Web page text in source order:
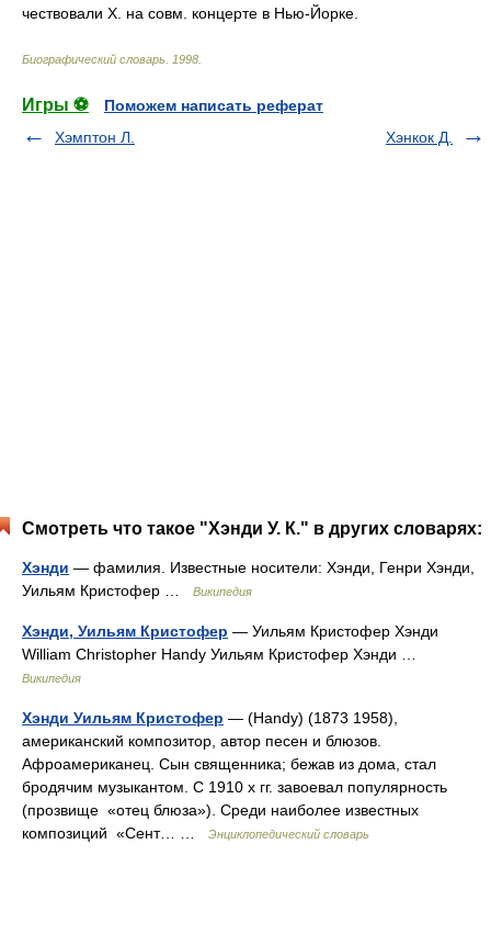
чествовали Х. на совм. концерте в Нью-Йорке.
Биографический словарь 1998
Игры ⚽
Поможем написать реферат
Хэмптон Л.
Хэнкок Д.
Смотреть что такое "Хэнди У. К." в других словарях:
Хэнди — фамилия. Известные носители: Хэнди, Генри Хэнди,
Уильям Кристофер …
Википедия
Хэнди, Уильям Кристофер — Уильям Кристофер Хэнди
William Christopher Handy Уильям Кристофер Хэнди …
Википедия
Хэнди Уильям Кристофер — (Handy) (1873 1958),
американский композитор, автор песен и блюзов.
Афроамериканец. Сын священника; бежав из дома, стал
бродячим музыкантом. С 1910 х гг. завоевал популярность
(прозвище «отец блюза»). Среди наиболее известных
композиций «Сент… …
Энциклопедический словарь